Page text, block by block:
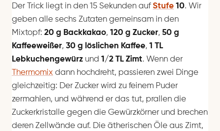
Der Trick liegt in den 15 Sekunden aufStufe 10. Wir
geben alle sechs Zutaten gemeinsam in den
Mixtopf: 20 g Backkakao, 120 g Zucker, 50 g
Kaffeeweißer, 30 g löslichen Kaffee, 1 TL
Lebkuchengewürz und 1/2 TL Zimt. Wenn der
Thermomix dann hochdreht, passieren zwei Dinge
gleichzeitig: Der Zucker wird zu feinem Puder
zermahlen, und während er das tut, prallen die
Zuckerkristalle gegen die Gewürzkörner und brechen
deren Zellwände auf. Die ätherischen Öle aus Zimt,